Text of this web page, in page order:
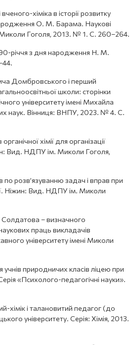
хіміка в історії розвитку
О. М. Барама. Наукові
Миколи Гоголя, 2013. № 1. С. 260–264.
річчя з дня народження Н. М.
Домбровського і перший
школи: сторінки
університету імені Михайла
наук. Вінниця: ВНПУ, 2023. № 4. С.
хімії для організації
Вид. НДПУ ім. Миколи Гоголя,
розв’язуванню задач і вправ при
Ніжин: Вид. НДПУ ім. Миколи
– визначного
праць викладачів
університету імені Миколи
природничих класів ліцею при
«Психолого-педагогічні науки».
і талановитий педагог (до
університету. Серія: Хімія, 2013.